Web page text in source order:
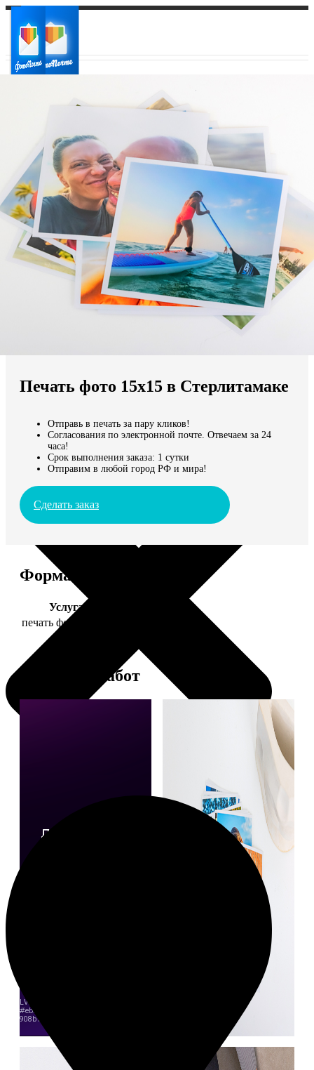
Ваш регион доставки
Выберите из списка:
Мы доставляем по всему миру
Продолжить без города
Печать фото 15х15 в Стерлитамаке
Отправь в печать за пару кликов!
Согласования по электронной почте. Отвечаем за 24
часа!
Срок выполнения заказа: 1 сутки
Отправим в любой город РФ и мира!
Сделать заказ
Форматы и цены
Услуга
печать фото 15х15
Примеры работ